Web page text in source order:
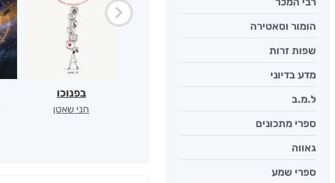
הומור וסאטירה
שפות זרות
מדע בדיוני
ל.מ.ב
ספרי מתכונים
גאווה
ספרי שמע
בפנוכו
חני שאטן